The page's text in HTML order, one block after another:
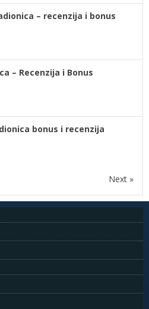
– recenzija i bonus
– Recenzija i Bonus
bonus i recenzija
Next »